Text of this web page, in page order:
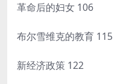
革命后的妇女 106
布尔雪维克的教育 115
新经济政策 122